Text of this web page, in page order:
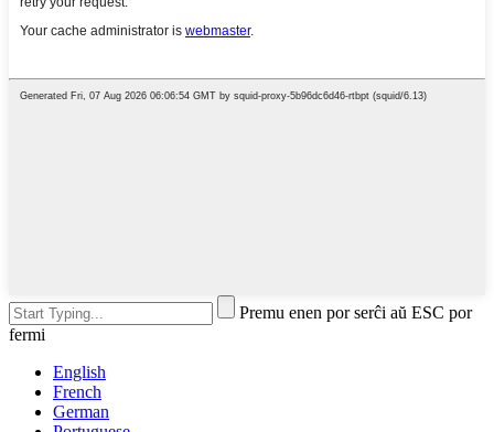
Premu enen por serĉi aŭ ESC por
fermi
English
French
German